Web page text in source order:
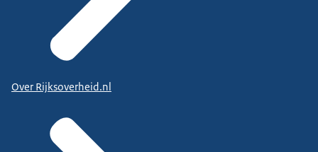
Over Rijksoverheid.nl